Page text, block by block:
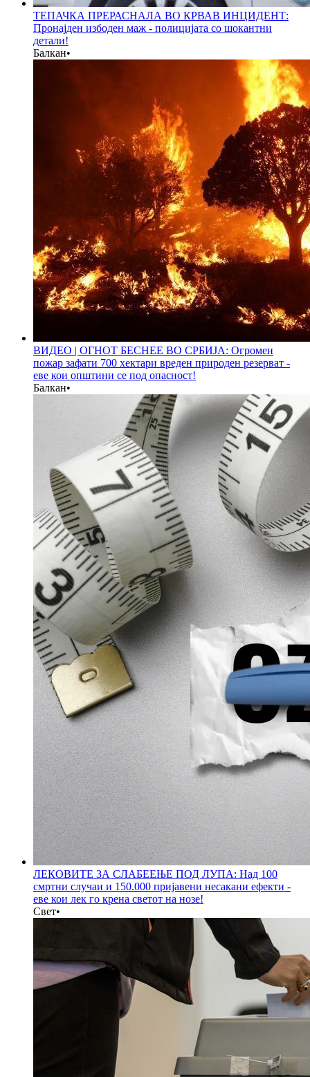
ТЕПАЧКА ПРЕРАСНАЛА ВО КРВАВ ИНЦИДЕНТ:
Пронајден избоден маж - полицијата со шокантни
детали!
Балкан•
ВИДЕО | ОГНОТ БЕСНЕЕ ВО СРБИЈА: Огромен
пожар зафати 700 хектари вреден природен резерват -
еве кои општини се под опасност!
Балкан•
ЛЕКОВИТЕ ЗА СЛАБЕЕЊЕ ПОД ЛУПА: Над 100
смртни случаи и 150.000 пријавени несакани ефекти -
еве кои лек го крена светот на нозе!
Свет•